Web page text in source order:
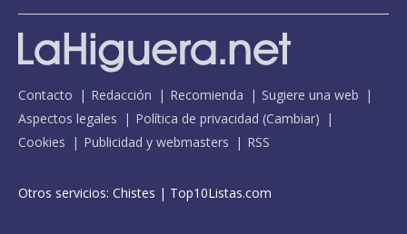
Contacto Redacción Recomienda
Sugiere una web
Aspectos legales
Política de privacidad (Cambiar)
Cookies
Publicidad y webmasters RSS
Otros servicios: Chistes | Top10Listas.com